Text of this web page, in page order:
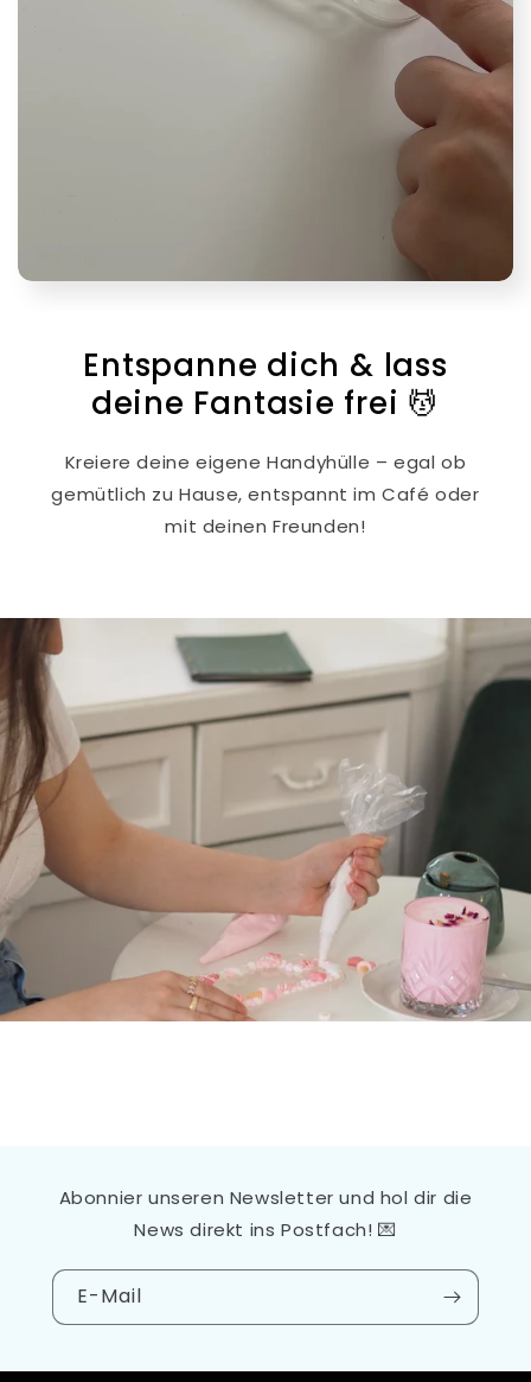
Entspanne dich & lass
deine Fantasie frei 💆
Kreiere deine eigene Handyhülle – egal ob
gemütlich zu Hause, entspannt im Café oder
mit deinen Freunden!
Abonnier unseren Newsletter und hol dir die
News direkt ins Postfach! 💌
E-Mail